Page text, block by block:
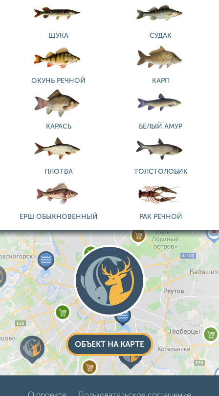
ЩУКА СУДАК
ОКУНЬ РЕЧНОЙ КАРП
КАРАСЬ БЕЛЫЙ АМУР
ПЛОТВА ТОЛСТОЛОБИК
ЕРШ ОБЫКНОВЕННЫЙ РАК РЕЧНОЙ
ОБЪЕКТ НА КАРТЕ